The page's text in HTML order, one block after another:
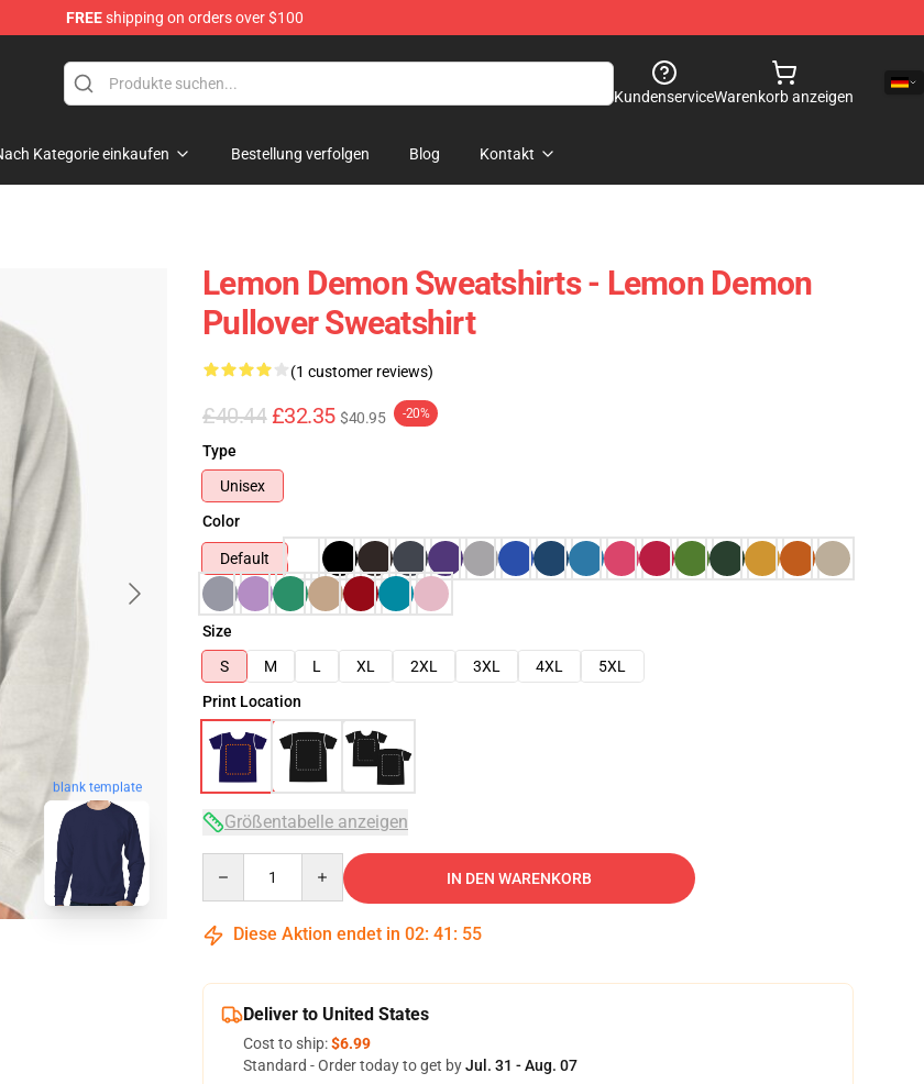
FREEshipping on orders over $100
KundenserviceWarenkorb anzeigen
Kategorie einkaufen Bestellung verfolgen Blog Kontakt
blank template
Lemon Demon Sweatshirts - Lemon Demon
Pullover Sweatshirt
(1 customer reviews)
£40.44 £32.35 $40.95 -20%
Type
Unisex
Color
Default
Size
S
M L XL 2XL 3XL 4XL
5XL
Print Location
Größentabelle anzeigen
IN DEN WARENKORB
Diese Aktion endet in 02: 41 : 54
Deliver to United States
Cost to ship:$6.99
Standard - Order today to get byJul. 31 - Aug. 07